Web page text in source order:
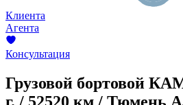
Клиента
Агента
Консультация
Грузовой бортовой